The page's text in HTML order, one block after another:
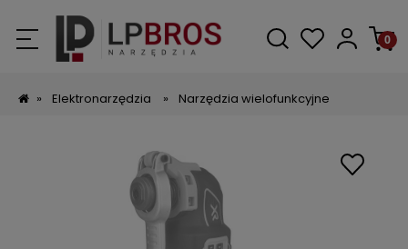
» Elektronarzędzia » Narzędzia wielofunkcyjne